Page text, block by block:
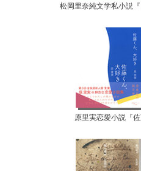
松岡里奈純文学私小説
原里実恋愛小説『